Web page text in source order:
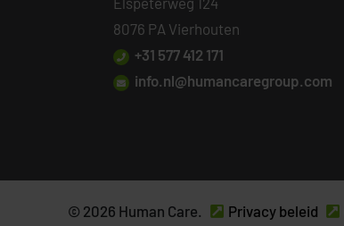
8076 PA Vierhouten
+31 577 412 171
info.nl@humancaregroup.com
© 2026 Human Care. Privacy beleid